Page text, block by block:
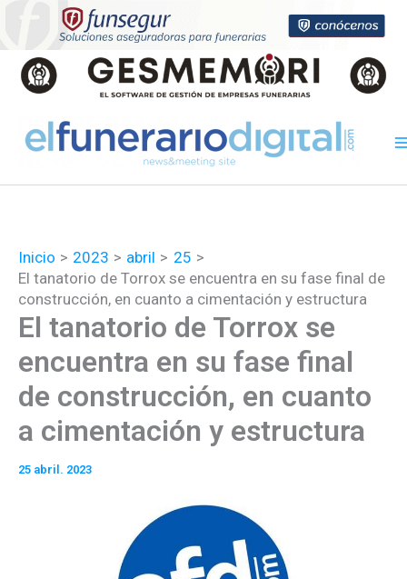
contenido
Inicio 2023 abril
25
El tanatorio de Torrox se encuentra en su fase final de
construcción, en cuanto a cimentación y estructura
El tanatorio de Torrox se
encuentra en su fase final
de construcción, en cuanto
a cimentación y estructura
25 abril. 2023